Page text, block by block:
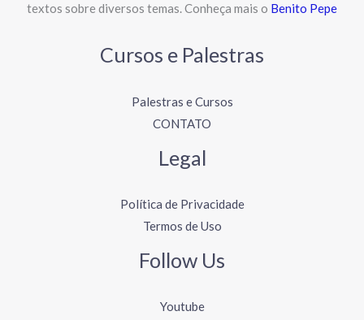
textos sobre diversos temas. Conheça mais o Benito Pepe
Cursos e Palestras
Palestras e Cursos
CONTATO
Legal
Política de Privacidade
Termos de Uso
Follow Us
Youtube